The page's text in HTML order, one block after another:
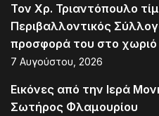
Τον Χρ. Τριαντόπουλο
Περιβαλλοντικός
προσφορά του στο χωριό
7 Αυγούστου, 2026
Εικόνες από την Ιερά
Σωτήρος Φλαμουρίου